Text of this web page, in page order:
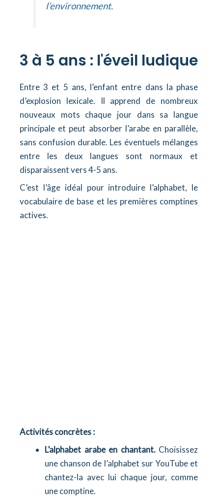
l’environnement.
3 à 5 ans : l'éveil ludique
Entre 3 et 5 ans, l’enfant entre dans la phase
d’explosion lexicale. Il apprend de nombreux
nouveaux mots chaque jour dans sa langue
principale et peut absorber l’arabe en parallèle,
sans confusion durable. Les éventuels mélanges
entre les deux langues sont normaux et
disparaissent vers 4-5 ans.
C’est l’âge idéal pour introduire l’alphabet, le
vocabulaire de base et les premières comptines
actives.
Activités concrètes :
L’alphabet arabe en chantant.Choisissez
une chanson de l’alphabet sur YouTube et
chantez-la avec lui chaque jour, comme
une comptine.